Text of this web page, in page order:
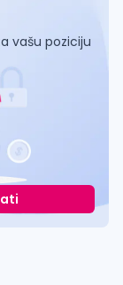
vašu poziciju